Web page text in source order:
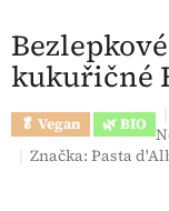
kukuřičné
🥬 Vegan 🌿 BIO
Značka:Pasta